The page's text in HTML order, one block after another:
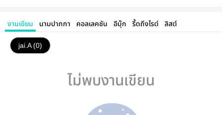
งานเขียน นามปากกา คอลเลคชัน อีบุ๊ก รี้ดถึงไรต์ ลิสต์
jai.A (0)
ไม่พบงานเขียน